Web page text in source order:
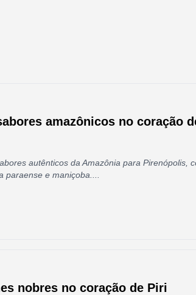
amazônicos no coração
autênticos da Amazônia para Pirenópolis,
paraense e maniçoba....
nobres no coração de Piri